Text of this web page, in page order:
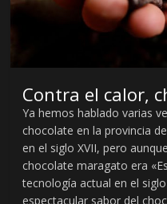
Contra el calor,
Ya hemos hablado varias
chocolate en la provincia
en el siglo XVII, pero
chocolate maragato era
tecnología actual en el
espectacular sabor del